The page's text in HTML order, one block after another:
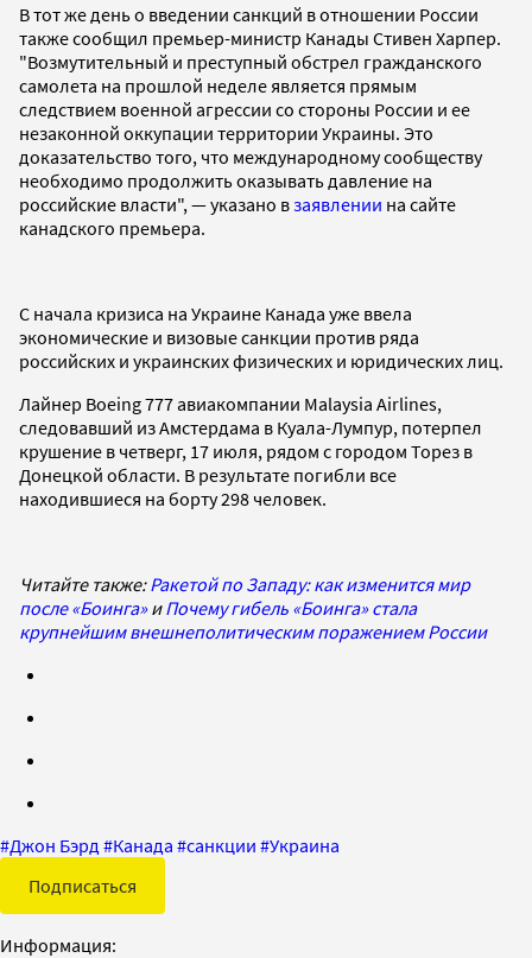
В тот же день о введении санкций в отношении России
также сообщил премьер-министр Канады Стивен Харпер.
"Возмутительный и преступный обстрел гражданского
самолета на прошлой неделе является прямым
следствием военной агрессии со стороны России и ее
незаконной оккупации территории Украины. Это
доказательство того, что международному сообществу
необходимо продолжить оказывать давление на
российские власти", — указано взаявлении на сайте
канадского премьера.
С начала кризиса на Украине Канада уже ввела
экономические и визовые санкции против ряда
российских и украинских физических и юридических лиц.
Лайнер Boeing 777 авиакомпании Malaysia Airlines,
следовавший из Амстердама в Куала-Лумпур, потерпел
крушение в четверг, 17 июля, рядом с городом Торез в
Донецкой области. В результате погибли все
находившиеся на борту 298 человек.
Читайте также:Ракетой по Западу: как изменится мир
после «Боинга»иПочему гибель «Боинга» стала
крупнейшим внешнеполитическим поражением России
#Джон Бэрд #Канада #санкции #Украина
Подписаться
Информация: